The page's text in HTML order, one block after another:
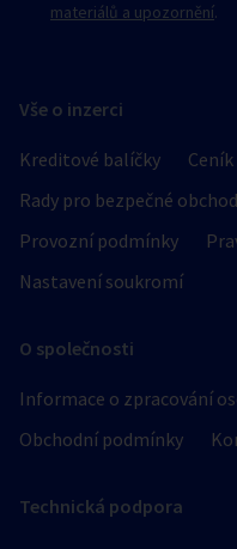
Vše o inzerci
Kreditové balíčky Ceník
Rady pro bezpečné
Provozní podmínky
Nastavení soukromí
O společnosti
Informace o zpracování
Obchodní podmínky
Technická podpora
materiálů a upozornění.